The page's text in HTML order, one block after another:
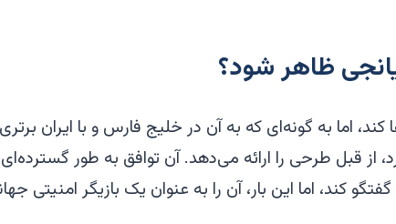
ظاهر شود؟
اما به گونه‌ای که به آن در خلیج فارس و با ایران
میانجی‌گری کرد، از قبل طرحی را ارائه می‌دهد. آن توافق به طور
کند، اما این بار، آن را به عنوان یک بازیگر امنیتی